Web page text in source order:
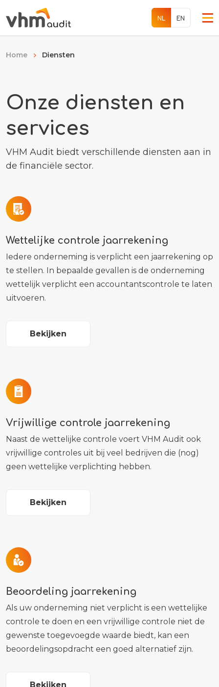
NL EN
Over ons
Werken bij
Internationaal
Home Diensten
Onze diensten en
services
VHM Audit biedt verschillende diensten aan in
de financiële sector.
Wettelijke controle jaarrekening
Iedere onderneming is verplicht een jaarrekening op
te stellen. In bepaalde gevallen is de onderneming
wettelijk verplicht een accountantscontrole te laten
uitvoeren.
Bekijken
Vrijwillige controle jaarrekening
Naast de wettelijke controle voert VHM Audit ook
vrijwillige controles uit bij veel bedrijven die (nog)
geen wettelijke verplichting hebben.
Bekijken
Beoordeling jaarrekening
Als uw onderneming niet verplicht is een wettelijke
controle te doen en een vrijwillige controle niet de
gewenste toegevoegde waarde biedt, kan een
beoordelingsopdracht een goed alternatief zijn.
Bekijken